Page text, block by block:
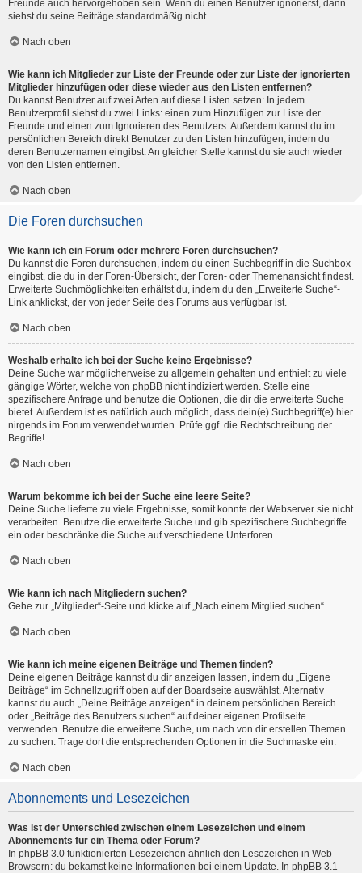
Freunde auch hervorgehoben sein. Wenn du einen Benutzer ignorierst, dann
siehst du seine Beiträge standardmäßig nicht.
Nach oben
Wie kann ich Mitglieder zur Liste der Freunde oder zur Liste der ignorierten
Mitglieder hinzufügen oder diese wieder aus den Listen entfernen?
Du kannst Benutzer auf zwei Arten auf diese Listen setzen: In jedem
Benutzerprofil siehst du zwei Links: einen zum Hinzufügen zur Liste der
Freunde und einen zum Ignorieren des Benutzers. Außerdem kannst du im
persönlichen Bereich direkt Benutzer zu den Listen hinzufügen, indem du
deren Benutzernamen eingibst. An gleicher Stelle kannst du sie auch wieder
von den Listen entfernen.
Nach oben
Die Foren durchsuchen
Wie kann ich ein Forum oder mehrere Foren durchsuchen?
Du kannst die Foren durchsuchen, indem du einen Suchbegriff in die Suchbox
eingibst, die du in der Foren-Übersicht, der Foren- oder Themenansicht findest.
Erweiterte Suchmöglichkeiten erhältst du, indem du den „Erweiterte Suche“-
Link anklickst, der von jeder Seite des Forums aus verfügbar ist.
Nach oben
Weshalb erhalte ich bei der Suche keine Ergebnisse?
Deine Suche war möglicherweise zu allgemein gehalten und enthielt zu viele
gängige Wörter, welche von phpBB nicht indiziert werden. Stelle eine
spezifischere Anfrage und benutze die Optionen, die dir die erweiterte Suche
bietet. Außerdem ist es natürlich auch möglich, dass dein(e) Suchbegriff(e) hier
nirgends im Forum verwendet wurden. Prüfe ggf. die Rechtschreibung der
Begriffe!
Nach oben
Warum bekomme ich bei der Suche eine leere Seite?
Deine Suche lieferte zu viele Ergebnisse, somit konnte der Webserver sie nicht
verarbeiten. Benutze die erweiterte Suche und gib spezifischere Suchbegriffe
ein oder beschränke die Suche auf verschiedene Unterforen.
Nach oben
Wie kann ich nach Mitgliedern suchen?
Gehe zur „Mitglieder“-Seite und klicke auf „Nach einem Mitglied suchen“.
Nach oben
Wie kann ich meine eigenen Beiträge und Themen finden?
Deine eigenen Beiträge kannst du dir anzeigen lassen, indem du „Eigene
Beiträge“ im Schnellzugriff oben auf der Boardseite auswählst. Alternativ
kannst du auch „Deine Beiträge anzeigen“ in deinem persönlichen Bereich
oder „Beiträge des Benutzers suchen“ auf deiner eigenen Profilseite
verwenden. Benutze die erweiterte Suche, um nach von dir erstellen Themen
zu suchen. Trage dort die entsprechenden Optionen in die Suchmaske ein.
Nach oben
Abonnements und Lesezeichen
Was ist der Unterschied zwischen einem Lesezeichen und einem
Abonnements für ein Thema oder Forum?
In phpBB 3.0 funktionierten Lesezeichen ähnlich den Lesezeichen in Web-
Browsern: du bekamst keine Informationen bei einem Update. In phpBB 3.1